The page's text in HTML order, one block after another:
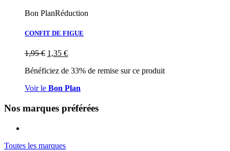
Bon PlanRéduction
CONFIT DE FIGUE
1,95€ 1,35 €
Bénéficiez de 33% de remise sur ce produit
Voir le Bon Plan
Nos marques préférées
Toutes les marques